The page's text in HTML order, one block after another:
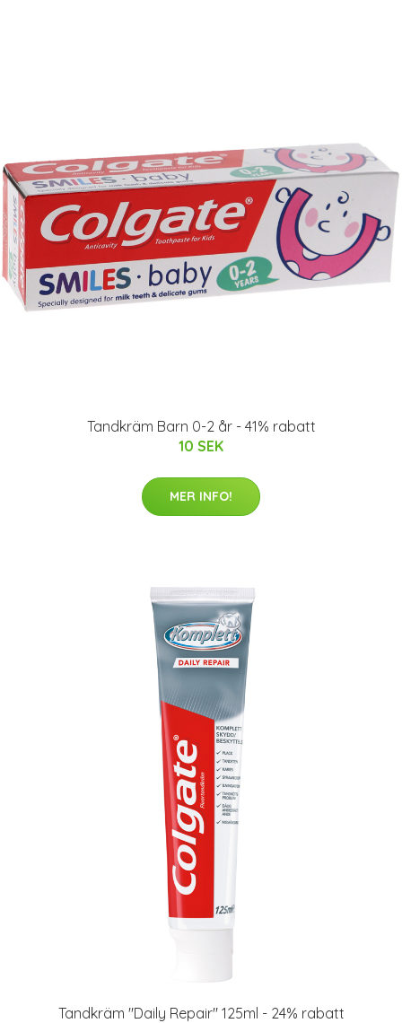
Tandkräm Barn 0-2 år - 41% rabatt
10 SEK
MER INFO!
Tandkräm "Daily Repair" 125ml - 24% rabatt